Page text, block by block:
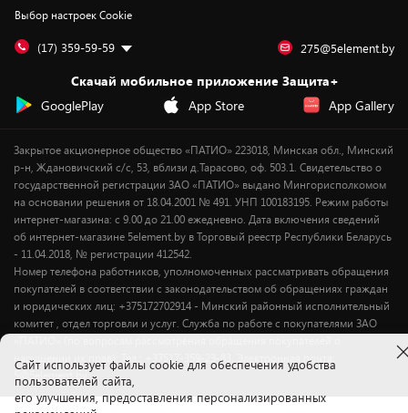
Дай пять добру!
Обработка персональных данных
Подарочные карты
Для мобильных устройств
Для компьютеров
Сервисные центры
Бонусы
Оплата частями
Новинки
Выбор настроек Cookie
(17) 359-59-59 275@5element.by
Скачай мобильное приложение Защита+
GooglePlay
App Store App Gallery
Закрытое акционерное общество «ПАТИО» 223018, Минская обл., Минский
р-н, Ждановичский с/с, 53, вблизи д.Тарасово, оф. 503.1. Свидетельство о
государственной регистрации ЗАО «ПАТИО» выдано Мингорисполкомом
на основании решения от 18.04.2001 № 491. УНП 100183195. Режим работы
интернет-магазина: с 9.00 до 21.00 ежедневно. Дата включения сведений
об интернет-магазине 5element.by в Торговый реестр Республики Беларусь
- 11.04.2018, № регистрации 412542.
Номер телефона работников, уполномоченных рассматривать обращения
покупателей в соответствии с законодательством об обращениях граждан
и юридических лиц: +375172702914 - Минский районный исполнительный
комитет , отдел торговли и услуг. Служба по работе с покупателями ЗАО
нарушении их прав): Тел.: +37517-359-23-83. Электронная почта:
Cайт использует файлы cookie для обеспечения удобства
пользователей сайта,
его улучшения, предоставления персонализированных